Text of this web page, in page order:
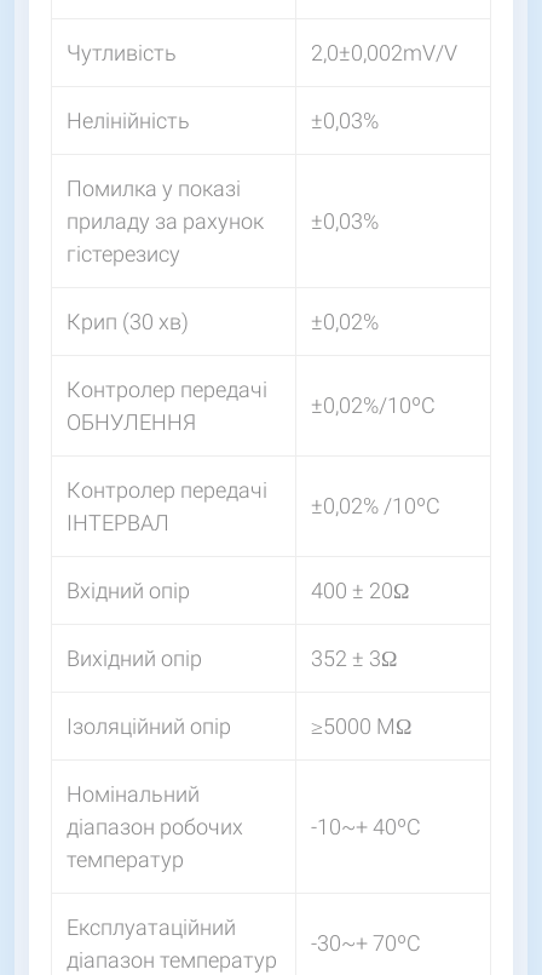
Чутливість 2,0±0,002mV/V
Нелінійність ±0,03%
Помилка у показі
приладу за рахунок
гістерезису
±0,03%
Крип (30 хв) ±0,02%
Контролер передачі
ОБНУЛЕННЯ
±0,02%/10ºС
Контролер передачі
ІНТЕРВАЛ
±0,02% /10ºС
Вхідний опір 400 ± 20Ω
Вихідний опір 352 ± 3Ω
Ізоляційний опір ≥5000 МΩ
Номінальний
діапазон робочих
температур
-10~+ 40ºС
Експлуатаційний
діапазон температур
-30~+ 70ºС